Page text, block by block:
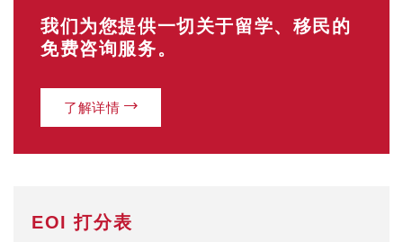
我们为您提供一切关于留学、移民的
免费咨询服务。
了解详情
EOI 打分表